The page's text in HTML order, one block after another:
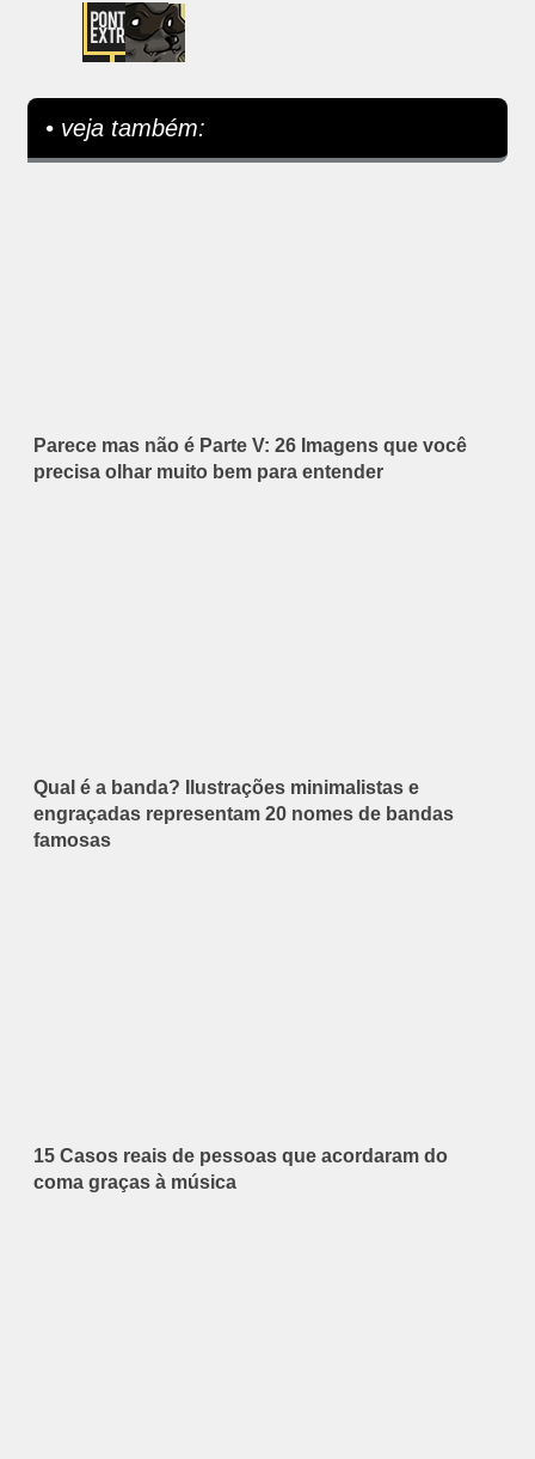
• veja também:
Parece mas não é Parte V: 26 Imagens que você
precisa olhar muito bem para entender
Qual é a banda? Ilustrações minimalistas e
engraçadas representam 20 nomes de bandas
famosas
15 Casos reais de pessoas que acordaram do
coma graças à música